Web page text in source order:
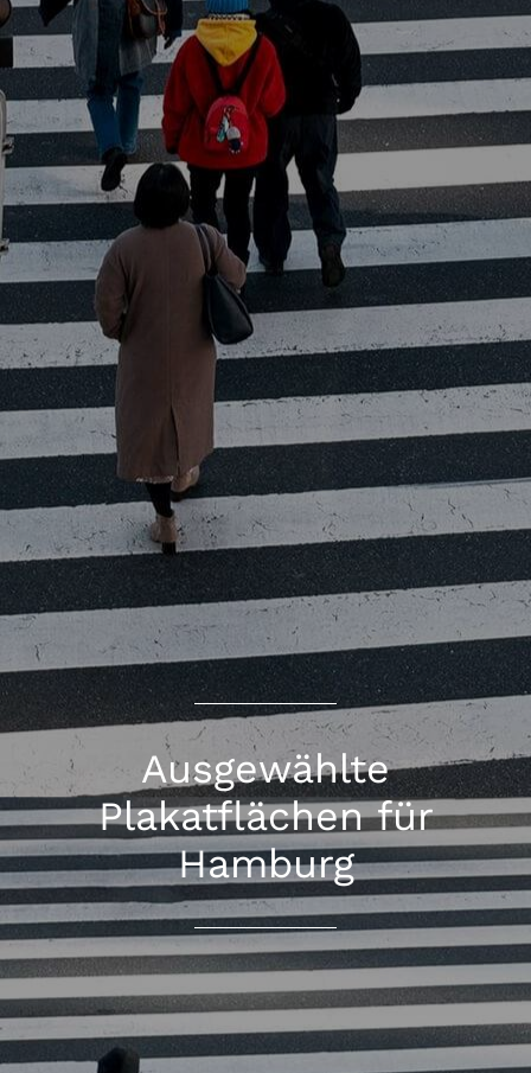
Ausgewählte
Plakatflächen für
Hamburg